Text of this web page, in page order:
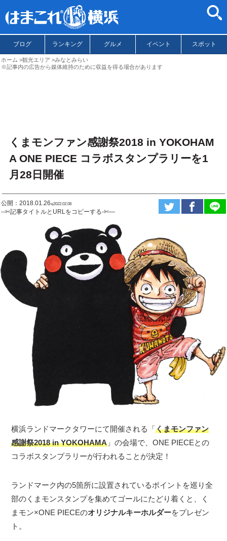
ブログ ランキング グルメ イベント スポット
ホーム 観光エリア
みなとみらい
※記事内の広告から媒体維持のために収益を得る場合があります
くまモンファン感謝祭2018 in YOKOHAM
A ONE PIECE コラボスタンプラリーを1
月28日開催
公開：2018.01.26ಇ2022.02.08
--✄記事タイトルとURLをコピーする-✄—
横浜ランドマークタワーにて開催される「くまモンファン
感謝祭2018 in YOKOHAMA 」の会場で、ONE PIECEとの
コラボスタンプラリーが行われることが決定！
ランドマーク内の5箇所に設置されているポイントを巡り全
部のくまモンスタンプを集めてゴールにたどり着くと、く
まモン×ONE PIECEのオリジナルキーホルダーをプレゼン
ト。